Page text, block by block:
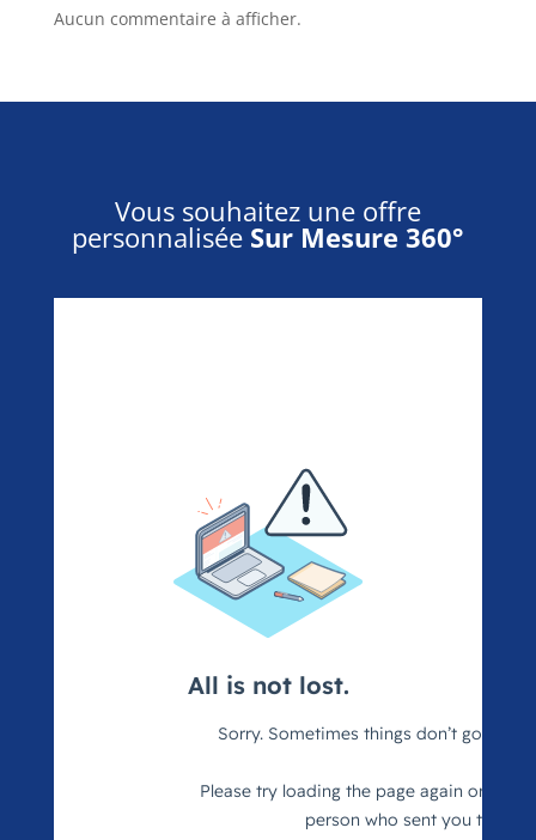
Aucun commentaire à afficher.
Vous souhaitez une offre
personnalisée Sur Mesure 360°